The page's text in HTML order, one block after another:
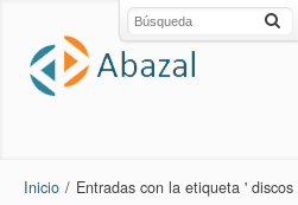
Inicio / Entradas con la etiqueta ' discos